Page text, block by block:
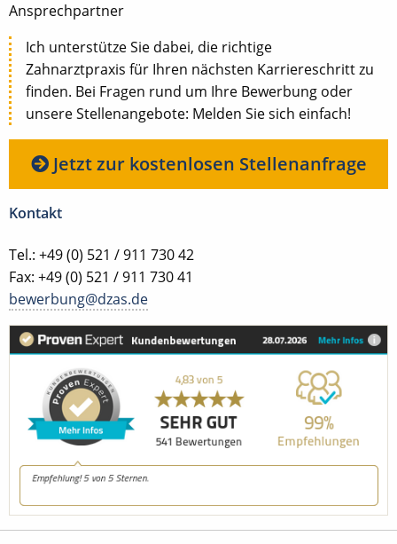
Ansprechpartner
Ich unterstütze Sie dabei, die richtige
Zahnarztpraxis für Ihren nächsten Karriereschritt zu
finden. Bei Fragen rund um Ihre Bewerbung oder
unsere Stellenangebote: Melden Sie sich einfach!
Jetzt zur kostenlosen Stellenanfrage
Kontakt
Tel.: +49 (0) 521 / 911 730 42
Fax: +49 (0) 521 / 911 730 41
bewerbung@dzas.de